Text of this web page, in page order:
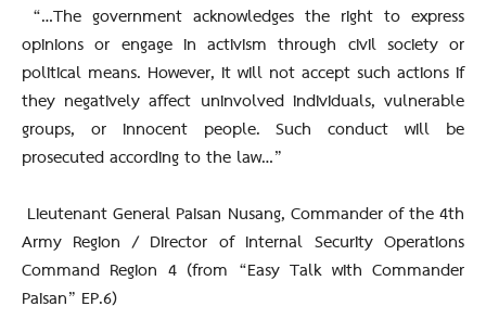
“…The government acknowledges the right to express
opinions or engage in activism through civil society or
political means. However, it will not accept such actions if
they negatively affect uninvolved individuals, vulnerable
groups, or innocent people. Such conduct will be
prosecuted according to the law…”
Lieutenant General Paisan Nusang, Commander of the 4th
Army Region / Director of Internal Security Operations
Command Region 4 (from “Easy Talk with Commander
Paisan” EP.6)